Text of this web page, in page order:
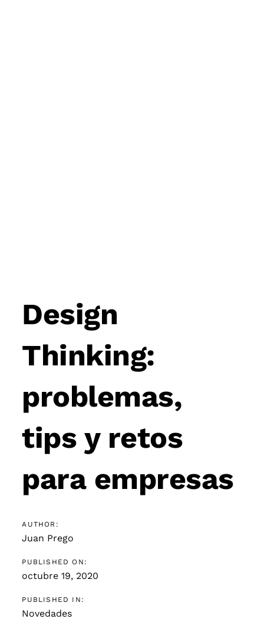
Design
Thinking:
problemas,
tips y retos
para empresas
AUTHOR:
Juan Prego
PUBLISHED ON:
octubre 19, 2020
PUBLISHED IN:
Novedades
navigation